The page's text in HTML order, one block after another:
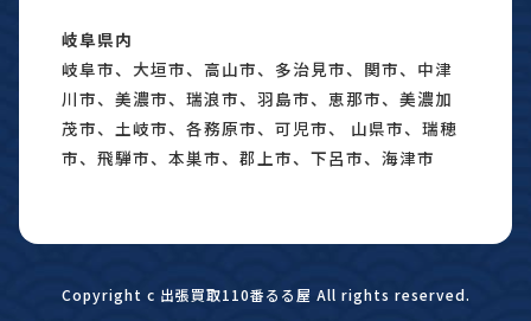
岐阜県内
岐阜市、大垣市、高山市、多治見市、関市、中津
川市、美濃市、瑞浪市、羽島市、恵那市、美濃加
茂市、土岐市、各務原市、可児市、 山県市、瑞穂
市、飛騨市、本巣市、郡上市、下呂市、海津市
Copyright c 出張買取110番るる屋 All rights reserved.